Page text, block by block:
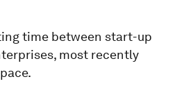
time between start-up
most recently